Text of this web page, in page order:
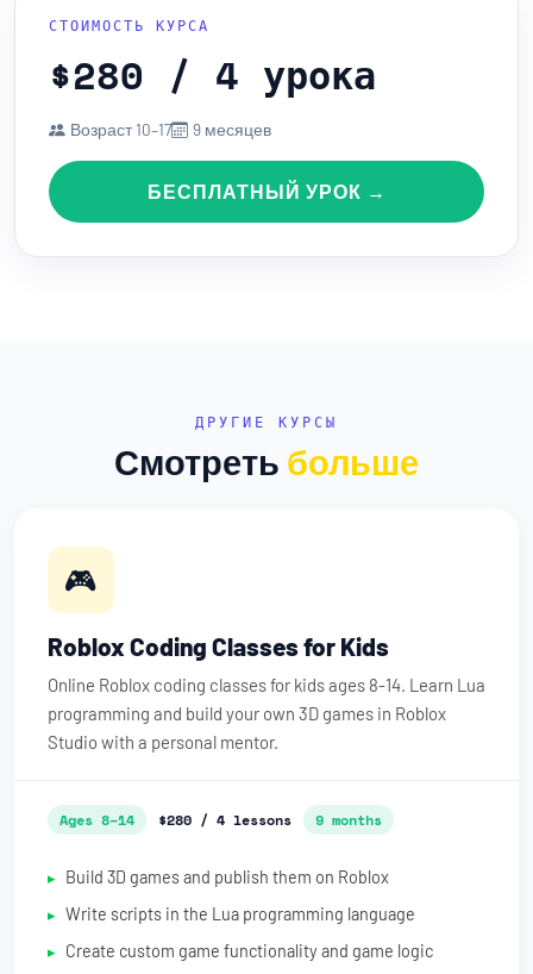
СТОИМОСТЬ КУРСА
$280 / 4 урока
Возраст 10–17 9 месяцев
БЕСПЛАТНЫЙ УРОК →
ДРУГИЕ КУРСЫ
Смотреть больше
🎮
Roblox Coding Classes for Kids
Online Roblox coding classes for kids ages 8-14. Learn Lua
programming and build your own 3D games in Roblox
Studio with a personal mentor.
Ages 8–14 $280 / 4 lessons 9 months
Build 3D games and publish them on Roblox
Write scripts in the Lua programming language
Create custom game functionality and game logic